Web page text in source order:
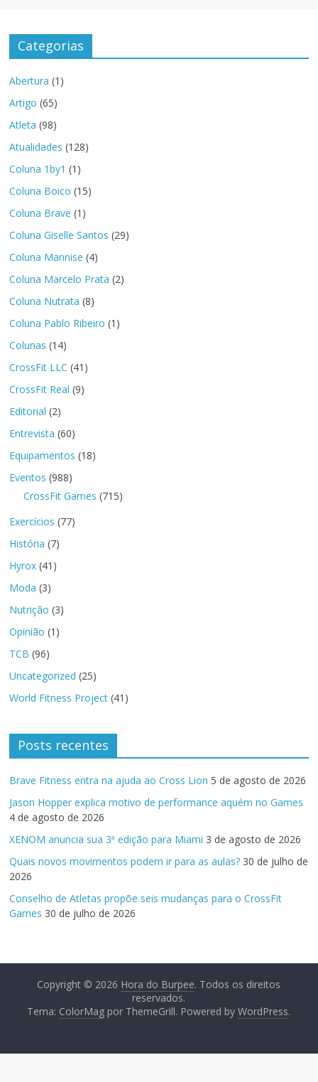
Categorias
Abertura (1)
Artigo (65)
Atleta (98)
Atualidades (128)
Coluna 1by1 (1)
Coluna Boico (15)
Coluna Brave (1)
Coluna Giselle Santos (29)
Coluna Mannise (4)
Coluna Marcelo Prata (2)
Coluna Nutrata (8)
Coluna Pablo Ribeiro (1)
Colunas (14)
CrossFit LLC (41)
CrossFit Real (9)
Editorial (2)
Entrevista (60)
Equipamentos (18)
Eventos (988)
CrossFit Games (715)
Exercícios (77)
História (7)
Hyrox (41)
Moda (3)
Nutrição (3)
Opinião (1)
TCB (96)
Uncategorized (25)
World Fitness Project (41)
Posts recentes
Brave Fitness entra na ajuda ao Cross Lion 5 de agosto de 2026
Jason Hopper explica motivo de performance aquém no Games
4 de agosto de 2026
XENOM anuncia sua 3ª edição para Miami 3 de agosto de 2026
Quais novos movimentos podem ir para as aulas? 30 de julho de
2026
Conselho de Atletas propõe seis mudanças para o CrossFit
Games 30 de julho de 2026
Copyright © 2026 Hora do Burpee. Todos os direitos
reservados.
Tema: ColorMag por ThemeGrill. Powered byWordPress.